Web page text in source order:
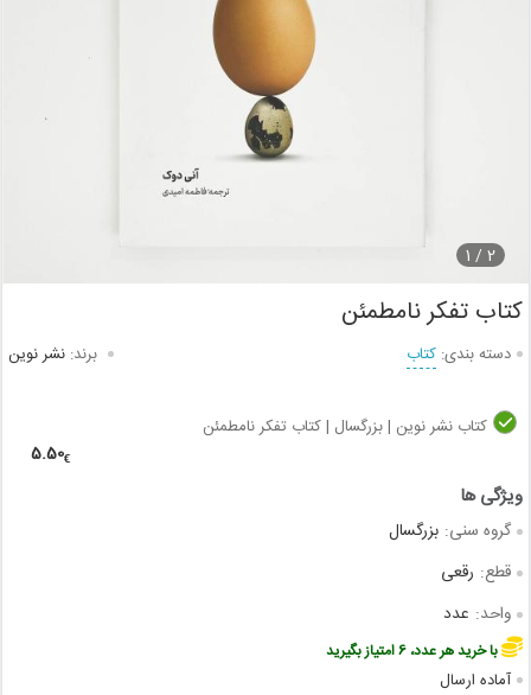
2 /
1
کتاب تفکر نامطمئن
دسته بندی: کتاب برند: نشر نوین
کتاب نشر نوین | بزرگسال | کتاب تفکر نامطمئن
5.50€
گروه سنی: بزرگسال
قطع: رقعی
واحد: عدد
با خرید هر عدد، 6 امتیاز بگیرید
آماده ارسال